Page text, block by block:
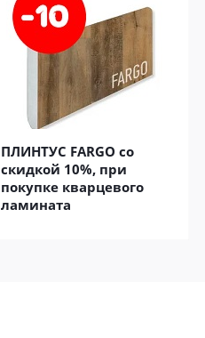
ПЛИНТУС FARGO со
скидкой 10%, при
покупке кварцевого
ламината